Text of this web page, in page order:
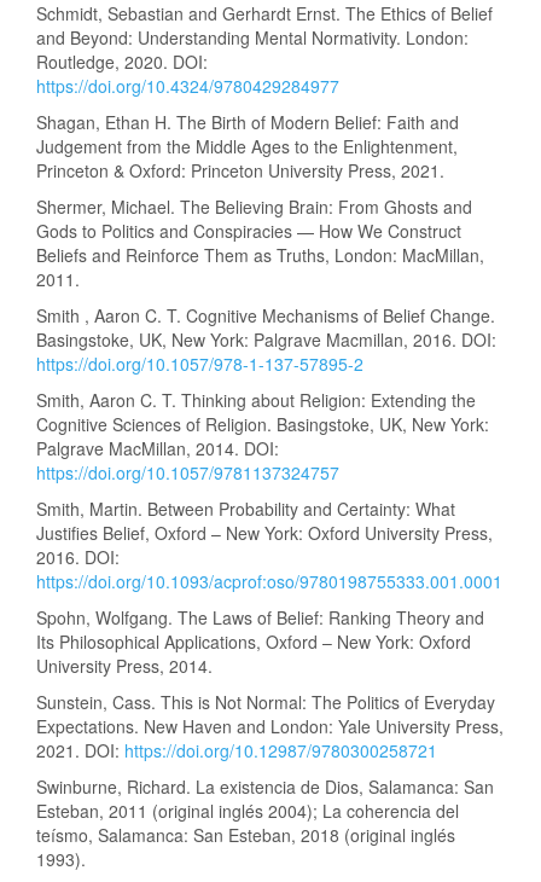
Schmidt, Sebastian and Gerhardt Ernst. The Ethics of Belief
and Beyond: Understanding Mental Normativity. London:
Routledge, 2020. DOI:
https://doi.org/10.4324/9780429284977
Shagan, Ethan H. The Birth of Modern Belief: Faith and
Judgement from the Middle Ages to the Enlightenment,
Princeton & Oxford: Princeton University Press, 2021.
Shermer, Michael. The Believing Brain: From Ghosts and
Gods to Politics and Conspiracies — How We Construct
Beliefs and Reinforce Them as Truths, London: MacMillan,
2011.
Smith , Aaron C. T. Cognitive Mechanisms of Belief Change.
Basingstoke, UK, New York: Palgrave Macmillan, 2016. DOI:
https://doi.org/10.1057/978-1-137-57895-2
Smith, Aaron C. T. Thinking about Religion: Extending the
Cognitive Sciences of Religion. Basingstoke, UK, New York:
Palgrave MacMillan, 2014. DOI:
https://doi.org/10.1057/9781137324757
Smith, Martin. Between Probability and Certainty: What
Justifies Belief, Oxford – New York: Oxford University Press,
2016. DOI:
https://doi.org/10.1093/acprof:oso/9780198755333.001.0001
Spohn, Wolfgang. The Laws of Belief: Ranking Theory and
Its Philosophical Applications, Oxford – New York: Oxford
University Press, 2014.
Sunstein, Cass. This is Not Normal: The Politics of Everyday
Expectations. New Haven and London: Yale University Press,
2021. DOI: https://doi.org/10.12987/9780300258721
Swinburne, Richard. La existencia de Dios, Salamanca: San
Esteban, 2011 (original inglés 2004); La coherencia del
teísmo, Salamanca: San Esteban, 2018 (original inglés
1993).